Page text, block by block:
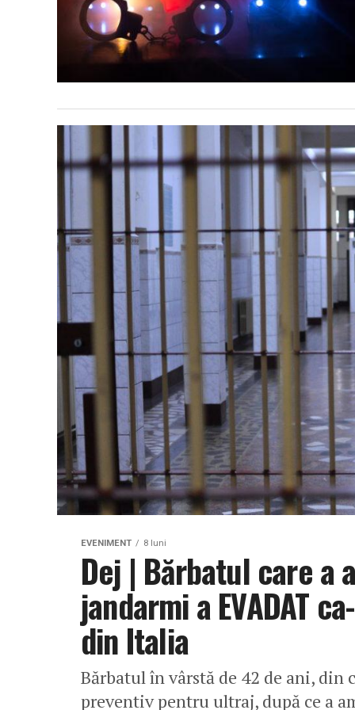
EVENIMENT 8 luni
Dej | Bărbatul care
jandarmi a EVADAT
din Italia
Bărbatul în vârstă de 42 de ani, din
preventiv pentru ultraj, după ce a